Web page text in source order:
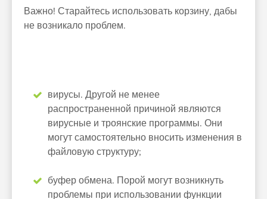
Важно! Старайтесь использовать корзину, дабы
не возникало проблем.
вирусы. Другой не менее
распространенной причиной являются
вирусные и троянские программы. Они
могут самостоятельно вносить изменения в
файловую структуру;
буфер обмена. Порой могут возникнуть
проблемы при использовании функции